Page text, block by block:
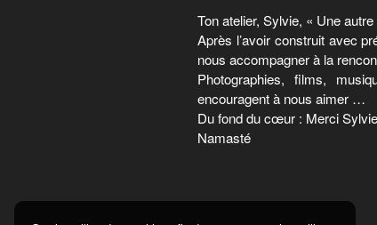
Ton atelier, Sylvie, « Une
Après l’avoir construit avec
nous accompagner à la
Photographies, films,
encouragent à nous aimer …
Du fond du cœur : Merci
Namasté